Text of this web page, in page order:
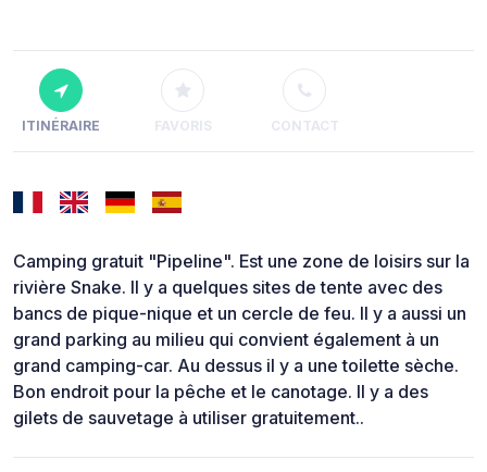
ITINÉRAIRE FAVORIS CONTACT
Camping gratuit "Pipeline". Est une zone de loisirs sur la
rivière Snake. Il y a quelques sites de tente avec des
bancs de pique-nique et un cercle de feu. Il y a aussi un
grand parking au milieu qui convient également à un
grand camping-car. Au dessus il y a une toilette sèche.
Bon endroit pour la pêche et le canotage. Il y a des
gilets de sauvetage à utiliser gratuitement..